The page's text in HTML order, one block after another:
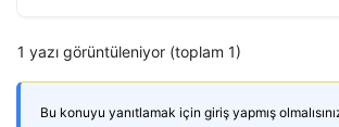
1 yazı görüntüleniyor (toplam 1)
Bu konuyu yanıtlamak için giriş yapmış